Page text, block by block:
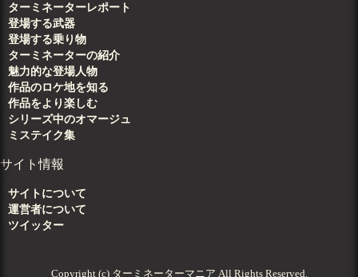
ターミネーターレポート
登場する武器
登場する乗り物
ターミネーターの紹介
魅力的な登場人物
作品のロケ地を知る
作品をより楽しむ
シリーズ中のオマージュ
ミステイク集
サイト情報
サイトについて
運営者について
ツイッター
Copyright (c) ターミネーターマニア All Rights Reserved.